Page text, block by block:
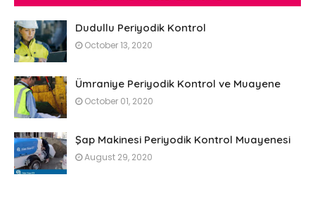
Dudullu Periyodik Kontrol
October 13, 2020
Ümraniye Periyodik Kontrol ve Muayene
October 01, 2020
Şap Makinesi Periyodik Kontrol Muayenesi
August 29, 2020